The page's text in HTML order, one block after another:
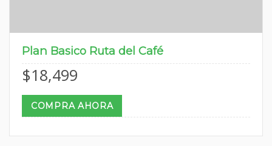
Plan Basico Ruta del Café
$18,499
COMPRA AHORA